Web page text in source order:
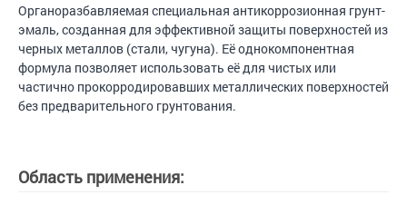
Органоразбавляемая специальная антикоррозионная грунт-
эмаль, созданная для эффективной защиты поверхностей из
черных металлов (стали, чугуна). Её однокомпонентная
формула позволяет использовать её для чистых или
частично прокорродировавших металлических поверхностей
без предварительного грунтования.
Область применения: